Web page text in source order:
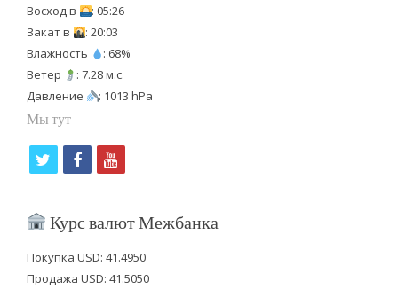
Восход в
: 05:26
Закат в
: 20:03
Влажность
: 68%
Ветер
: 7.28 м.с.
Давление
: 1013 hPa
Мы тут
i
t
f
c
b
y
u
u
Курс валют Межбанка
Покупка USD: 41.4950
Продажа USD: 41.5050